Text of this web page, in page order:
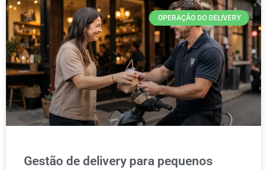
OPERAÇÃO DO DELIVERY
Gestão de delivery para pequenos